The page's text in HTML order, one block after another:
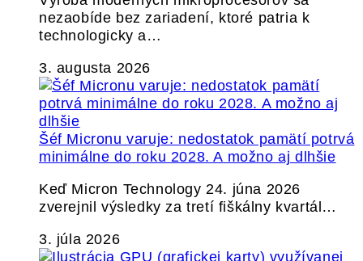
nezaobíde bez zariadení, ktoré patria k
technologicky a…
3. augusta 2026
Šéf Micronu varuje: nedostatok pamätí potrvá
minimálne do roku 2028. A možno aj dlhšie
Keď Micron Technology 24. júna 2026
zverejnil výsledky za tretí fiškálny kvartál…
3. júla 2026